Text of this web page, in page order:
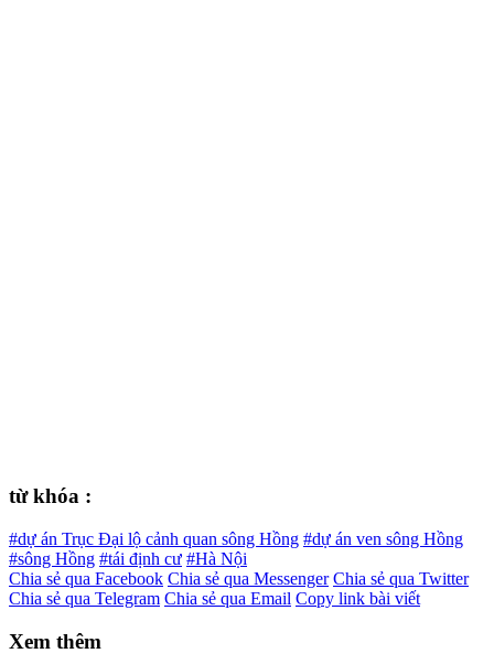
từ khóa :
#dự án Trục Đại lộ cảnh quan sông Hồng #dự án ven sông Hồng
#sông Hồng #tái định cư #Hà Nội
Chia sẻ qua Facebook Chia sẻ qua Messenger Chia sẻ qua Twitter
Chia sẻ qua Telegram Chia sẻ qua Email Copy link bài viết
Xem thêm